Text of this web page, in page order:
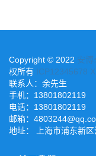
Copyright © 2022 安博
权所有 ICP12345678
联系人： 余先生
手机： 13801802119
电话： 13801802119
邮箱：
地址：
上海市浦东新